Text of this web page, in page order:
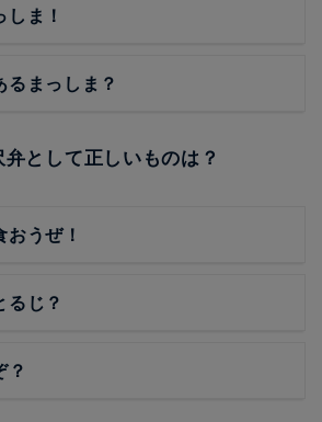
ま！
るまっしま？
として正しいものは？
うぜ！
るじ？
？